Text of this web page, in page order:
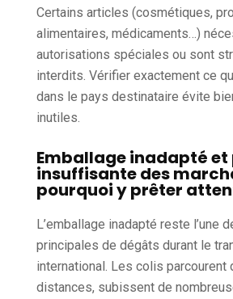
Certains articles (cosmétiques,
alimentaires, médicaments…)
autorisations spéciales ou sont
interdits. Vérifier exactement ce
dans le pays destinataire évite
inutiles.
Emballage inadapté
insuffisante des
pourquoi y prêter
L’emballage inadapté reste l’une
principales de dégâts durant le
international. Les colis parcourent
distances, subissent de